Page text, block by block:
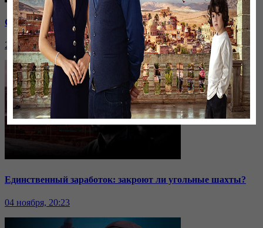
Саммит ОДКБ: под вопросом эффективность организации
24 ноября, 20:43
Единственный заработок: закроют ли угольные шахты?
04 ноября, 20:23